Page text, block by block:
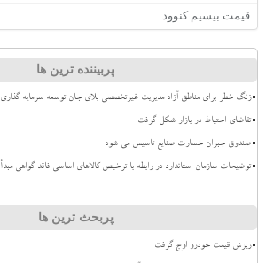
قیمت بیسیم کنوود
پربیننده ترین ها
زنگ خطر برای مناطق آزاد مدیریت غیرتخصصی بلای جان توسعه سرمایه گذاری
تقاضای احتیاط در بازار شکل گرفت
صندوق جبران خسارت صنایع تاسیس می شود
توضیحات سازمان استاندارد در رابطه با ترخیص کالاهای اساسی فاقد گواهی مبدأ
پربحث ترین ها
ریزش قیمت خودرو اوج گرفت